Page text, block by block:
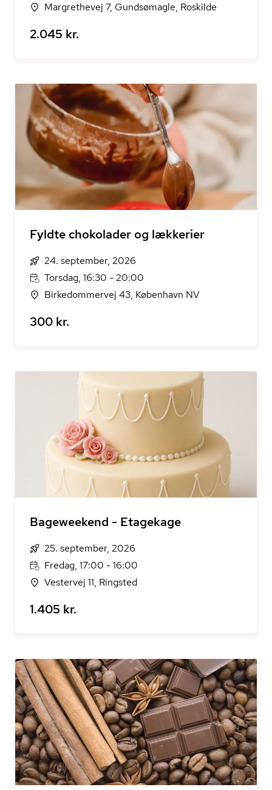
Margrethevej 7, Gundsømagle, Roskilde
2.045 kr.
Fyldte chokolader og lækkerier
24. september, 2026
Torsdag, 16:30 - 20:00
Birkedommervej 43, København NV
300 kr.
Bageweekend - Etagekage
25. september, 2026
Fredag, 17:00 - 16:00
Vestervej 11, Ringsted
1.405 kr.